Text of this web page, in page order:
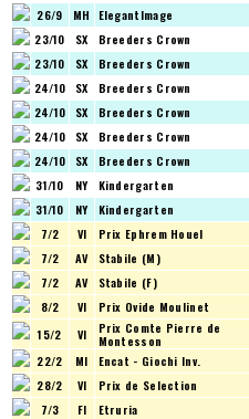
26/9
MH ElegantImage
23/10
SX Breeders Crown
23/10
SX Breeders Crown
24/10
SX Breeders Crown
24/10
SX Breeders Crown
24/10
SX Breeders Crown
24/10
SX Breeders Crown
31/10
NY Kindergarten
31/10
NY Kindergarten
7/2
VI Prix Ephrem Houel
7/2
AV Stabile (M)
7/2
AV Stabile (F)
8/2
VI Prix Ovide Moulinet
15/2
VI Prix Comte Pierre de
Montesson
22/2
MI Encat - Giochi Inv.
28/2
VI Prix de Selection
7/3
FI Etruria